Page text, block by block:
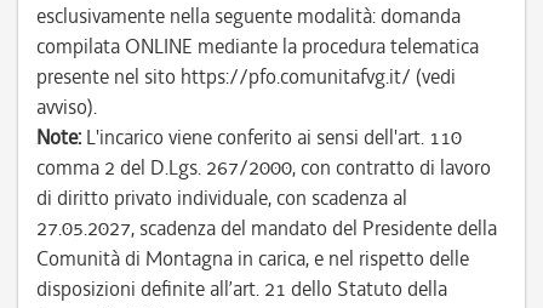
esclusivamente nella seguente modalità: domanda
compilata ONLINE mediante la procedura telematica
presente nel sito https://pfo.comunitafvg.it/ (vedi
avviso).
Note: L'incarico viene conferito ai sensi dell'art. 110
comma 2 del D.Lgs. 267/2000, con contratto di lavoro
di diritto privato individuale, con scadenza al
27.05.2027, scadenza del mandato del Presidente della
Comunità di Montagna in carica, e nel rispetto delle
disposizioni definite all’art. 21 dello Statuto della